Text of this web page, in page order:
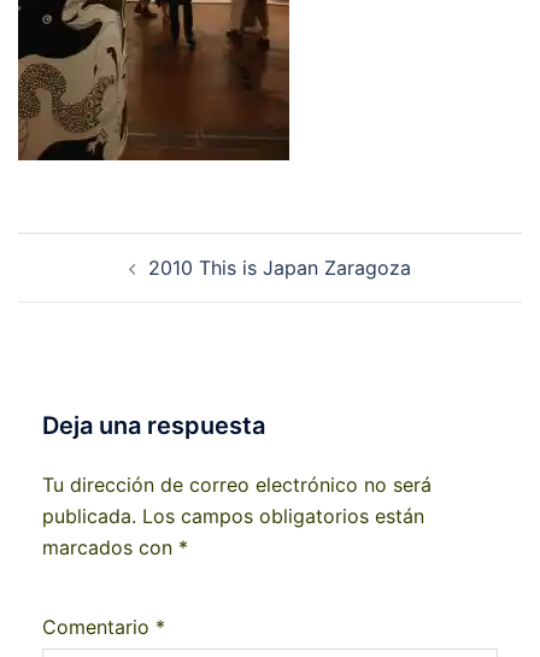
2010 This is Japan Zaragoza
Deja una respuesta
Tu dirección de correo electrónico no será
publicada. Los campos obligatorios están
marcados con *
Comentario *